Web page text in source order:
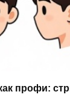
профи: